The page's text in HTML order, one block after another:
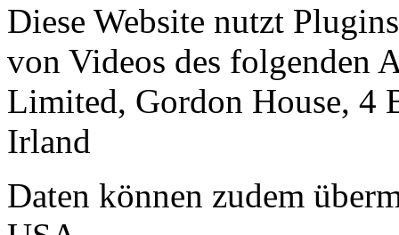
Diese Website nutzt
von Videos des folgenden
Limited, Gordon House, 4
Irland
Daten können zudem